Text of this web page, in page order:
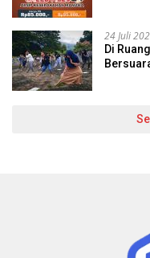
24 Juli
Di